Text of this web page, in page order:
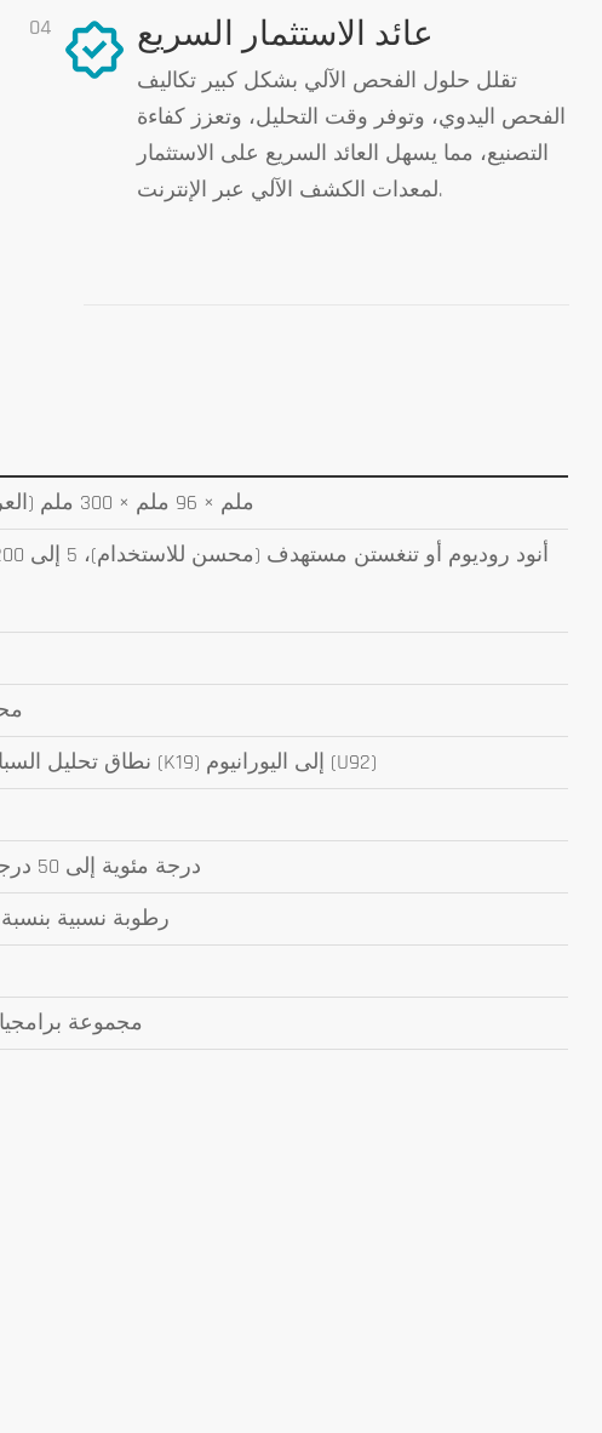
04 عائد الاستثمار السريع
تقلل حلول الفحص الآلي بشكل كبير تكاليف
الفحص اليدوي، وتوفر وقت التحليل، وتعزز كفاءة
التصنيع، مما يسهل العائد السريع على الاستثمار
لمعدات الكشف الآلي عبر الإنترنت.
130 ملم × 96 ملم × 300 ملم (العرض × الارتفاع × العمق)
نطاق تحليل السبائك أو الطلاء من البوتاسيوم (K19) إلى اليورانيوم (U92)
-10 درجة مئوية إلى 50 درجة مئوية، تشغيل مستمر
رطوبة نسبية بنسبة 10 ٪ إلى 90 ٪، بدون تكاثف
مجموعة